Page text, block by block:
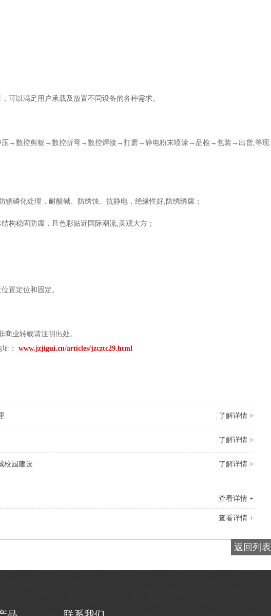
可以满足用户承载及放置不同设备的各种需求。
压→数控剪板→数控折弯→数控焊接→打磨→静电粉末喷涂→品检→包装→出货,等现
锈磷化处理，耐酸碱、防绣蚀、抗静电，绝缘性好,防绣绣腐；
构稳固防腐， 且色彩贴近国际潮流,美观大方；
置定位和固定。
业转载请注明出处。
： www.jzjigui.cn/articles/jzcztc29.html
了解详情 >
了解详情 >
校园建设 了解详情 >
查看详情 +
查看详情 +
返回列表